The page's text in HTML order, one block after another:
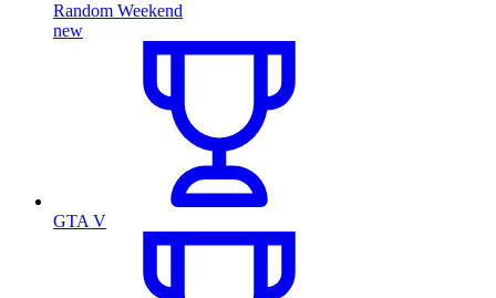
Random Weekend
new
GTA V